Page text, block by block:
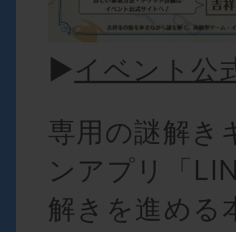
►イベント公
専用の謎解き
ンアプリ「
解きを進める